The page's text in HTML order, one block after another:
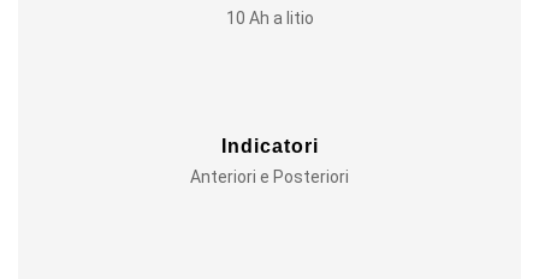
10 Ah a litio
Indicatori
Anteriori e Posteriori